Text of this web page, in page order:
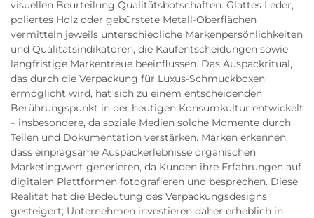
visuellen Beurteilung Qualitätsbotschaften. Glattes Leder,
poliertes Holz oder gebürstete Metall-Oberflächen
vermitteln jeweils unterschiedliche Markenpersönlichkeiten
und Qualitätsindikatoren, die Kaufentscheidungen sowie
langfristige Markentreue beeinflussen. Das Auspackritual,
das durch die Verpackung für Luxus-Schmuckboxen
ermöglicht wird, hat sich zu einem entscheidenden
Berührungspunkt in der heutigen Konsumkultur entwickelt
– insbesondere, da soziale Medien solche Momente durch
Teilen und Dokumentation verstärken. Marken erkennen,
dass einprägsame Auspackerlebnisse organischen
Marketingwert generieren, da Kunden ihre Erfahrungen auf
digitalen Plattformen fotografieren und besprechen. Diese
Realität hat die Bedeutung des Verpackungsdesigns
gesteigert; Unternehmen investieren daher erheblich in